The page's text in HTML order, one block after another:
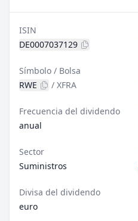
ISIN
DE0007037129
Símbolo / Bolsa
RWE
/ XFRA
Frecuencia del dividendo
anual
Sector
Suministros
Divisa del dividendo
euro